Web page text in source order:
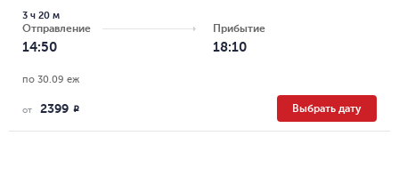
Отправление
14:50
3 ч 20 м
Прибытие
18:10
по 30.09 еж
от 2399 R Выбрать дату